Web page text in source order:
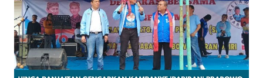
WN
KALTARA
WN
KALSEL